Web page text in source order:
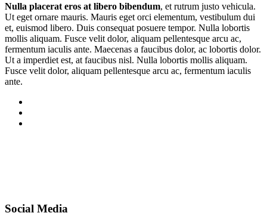
Nulla placerat eros at libero bibendum, et rutrum justo vehicula.
Ut eget ornare mauris. Mauris eget orci elementum, vestibulum dui
et, euismod libero. Duis consequat posuere tempor. Nulla lobortis
mollis aliquam. Fusce velit dolor, aliquam pellentesque arcu ac,
fermentum iaculis ante. Maecenas a faucibus dolor, ac lobortis dolor.
Ut a imperdiet est, at faucibus nisl. Nulla lobortis mollis aliquam.
Fusce velit dolor, aliquam pellentesque arcu ac, fermentum iaculis
ante.
Social Media